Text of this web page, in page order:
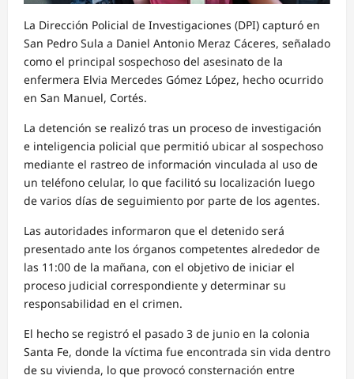
La Dirección Policial de Investigaciones (DPI) capturó en
San Pedro Sula a Daniel Antonio Meraz Cáceres, señalado
como el principal sospechoso del asesinato de la
enfermera Elvia Mercedes Gómez López, hecho ocurrido
en San Manuel, Cortés.
La detención se realizó tras un proceso de investigación
e inteligencia policial que permitió ubicar al sospechoso
mediante el rastreo de información vinculada al uso de
un teléfono celular, lo que facilitó su localización luego
de varios días de seguimiento por parte de los agentes.
Las autoridades informaron que el detenido será
presentado ante los órganos competentes alrededor de
las 11:00 de la mañana, con el objetivo de iniciar el
proceso judicial correspondiente y determinar su
responsabilidad en el crimen.
El hecho se registró el pasado 3 de junio en la colonia
Santa Fe, donde la víctima fue encontrada sin vida dentro
de su vivienda, lo que provocó consternación entre